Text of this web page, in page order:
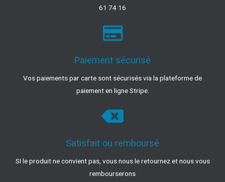
61 74 16
Paiement sécurisé
Vos paiements par carte sont sécurisés via la plateforme de
paiement en ligne Stripe.
Satisfait ou remboursé
SI le produit ne convient pas, vous nous le retournez et nous vous
rembourserons